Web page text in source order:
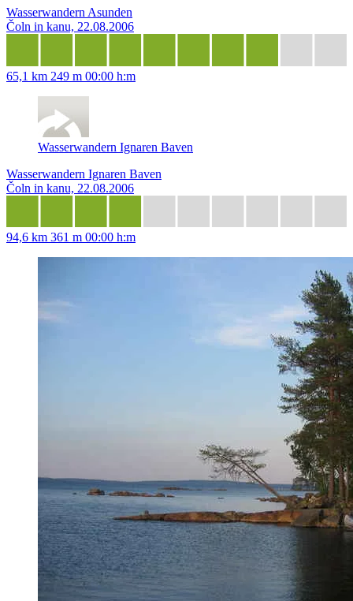
Wasserwandern Asunden
Čoln in kanu, 22.08.2006
65,1 km 249 m 00:00 h:m
Wasserwandern Ignaren Baven
Wasserwandern Ignaren Baven
Čoln in kanu, 22.08.2006
94,6 km 361 m 00:00 h:m